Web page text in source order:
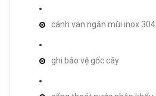
cánh van ngăn mùi inox 304
ghi bảo vệ gốc cây